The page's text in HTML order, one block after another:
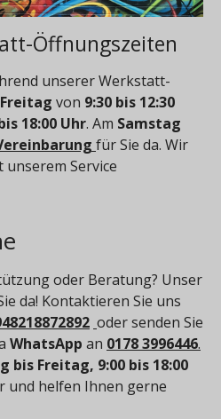
Öffnungszeiten
unserer Werkstatt-
von 9:30 bis 12:30
18:00 Uhr. Am Samstag
für Sie da. Wir
Service
oder Beratung? Unser
da! Kontaktieren Sie uns
oder senden Sie
WhatsApp an 0178 3996446.
bis Freitag, 9:00 bis 18:00
und helfen Ihnen gerne